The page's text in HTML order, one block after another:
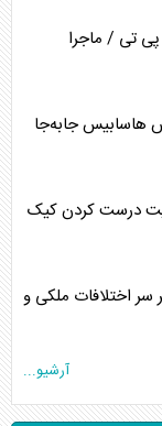
تی / ماجرا
هاسابیس جابه‌جا
درست کردن کیک
سر اختلافات ملکی و
آرشیو...